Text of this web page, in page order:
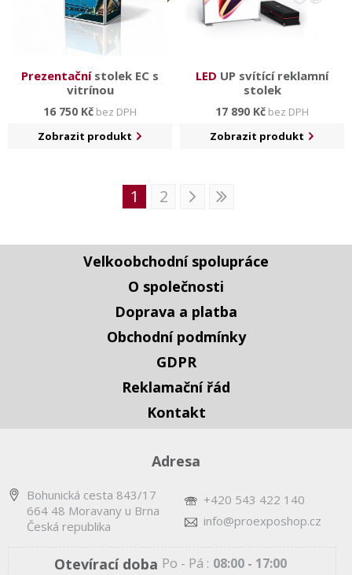
Prezentačnístolek EC s
vitrínou
16 750 Kč bez DPH
Zobrazit produkt
LED UP svítící reklamní
stolek
17 890 Kč bez DPH
Zobrazit produkt
1 2
Velkoobchodní spolupráce
O společnosti
Doprava a platba
Obchodní podmínky
GDPR
Reklamační řád
Kontakt
Adresa
Bohunická cesta 843/17
664 48 Moravany u Brna
Česká republika
+420 543 422 140
info@proexposhop.cz
Otevírací doba Po - Pá : 08:00 - 17:00